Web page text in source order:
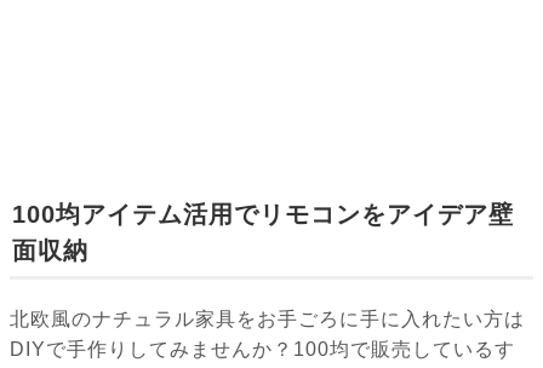
100均アイテム活用でリモコンをアイデア壁
面収納
北欧風のナチュラル家具をお手ごろに手に入れたい方は
DIYで手作りしてみませんか？100均で販売しているす